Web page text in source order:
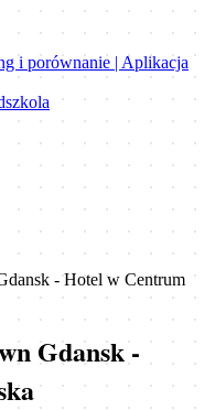
i porównanie | Aplikacja
- Hotel w Centrum
Gdansk -